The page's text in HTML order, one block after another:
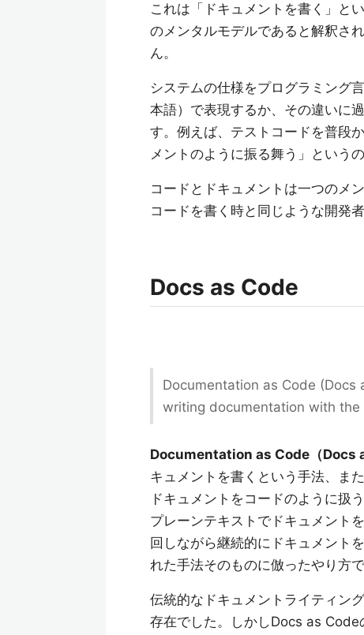
これは「ドキュメントを書く」と
のメンタルモデルであると解釈さ
ん。
システムの仕様をプログラミング
本語）で表現するか、その違いに
す。例えば、テストコードを普段
メントのように振る舞う」という
コードとドキュメントは一つのメ
コードを書く時と同じような開発
Docs as Code
Documentation as Code
writing documentation with the
Documentation as Code（Docs
キュメントを書くという手法、ま
ドキュメントをコードのように扱
プレーンテキストでドキュメント
回しながら継続的にドキュメント
れた手法そのものに倣ったやり方で
伝統的なドキュメントライティン
存在でした。しかしDocs as Code